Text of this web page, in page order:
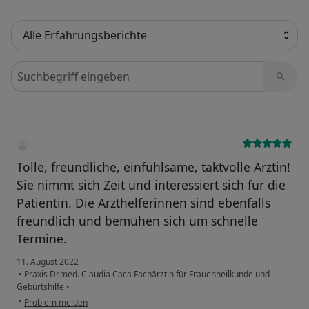
Bewertungen durchsuchen
Tolle, freundliche, einfühlsame, taktvolle Ärztin!
Sie nimmt sich Zeit und interessiert sich für die
Patientin. Die Arzthelferinnen sind ebenfalls
freundlich und bemühen sich um schnelle
Termine.
11. August 2022
• Praxis Dr.med. Claudia Caca Fachärztin für Frauenheilkunde und
Geburtshilfe •
• Problem melden